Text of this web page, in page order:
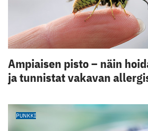
Ampiaisen pisto – näin
ja tunnistat vakavan
PUNKKI